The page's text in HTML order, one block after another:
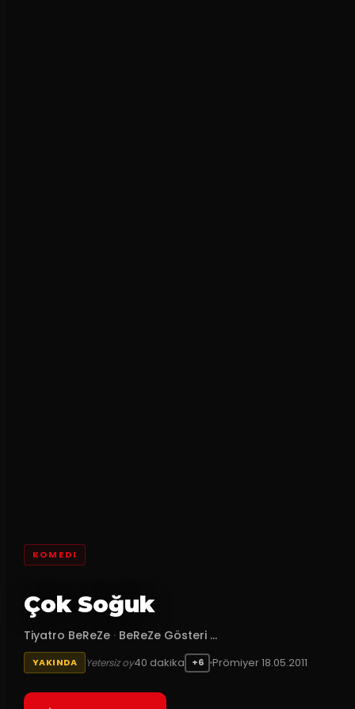
KOMEDI
Çok Soğuk
Tiyatro BeReZe · BeReZe Gösteri ...
YAKINDA Yetersiz oy40 dakika +6 Prömiyer18.05.2011